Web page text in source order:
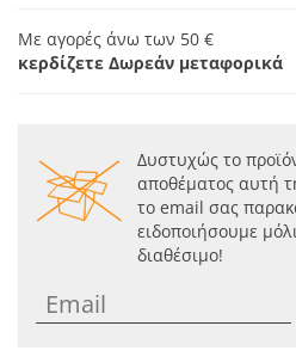
Με αγορές άνω των 50 €
κερδίζετε Δωρεάν μεταφορικά
Δυστυχώς το
αποθέματος αυτή
το email σας
ειδοποιήσουμε
διαθέσιμο!